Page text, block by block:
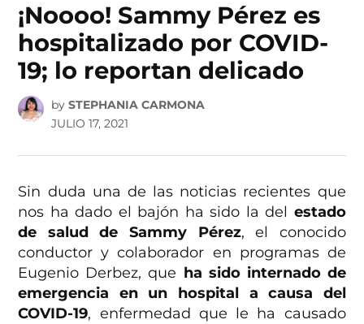
¡Noooo! Sammy Pérez es
hospitalizado por COVID-
19; lo reportan delicado
by STEPHANIA CARMONA
JULIO 17, 2021
Sin duda una de las noticias recientes que
nos ha dado el bajón ha sido la del estado
de salud de Sammy Pérez, el conocido
conductor y colaborador en programas de
Eugenio Derbez, que ha sido internado de
emergencia en un hospital a causa del
COVID-19, enfermedad que le ha causado